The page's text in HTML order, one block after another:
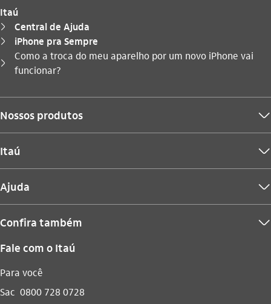
Itaú
seta_direita Central de Ajuda
seta_direita iPhone pra Sempre
seta_direita
Você está aqui:
Como a troca do meu aparelho por um novo iPhone vai
funcionar?
Nossos produtos seta_baixo
Itaú seta_baixo
Ajuda seta_baixo
Confira também seta_baixo
Fale com o Itaú
Para você
Sac 0800 728 0728